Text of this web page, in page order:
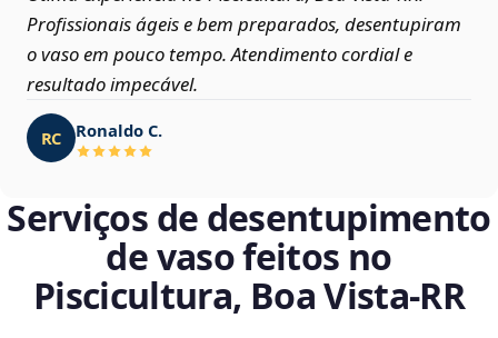
Profissionais ágeis e bem preparados, desentupiram
o vaso em pouco tempo. Atendimento cordial e
resultado impecável.
RC Ronaldo C.
Serviços de desentupimento
de vaso feitos no
Piscicultura, Boa Vista‑RR